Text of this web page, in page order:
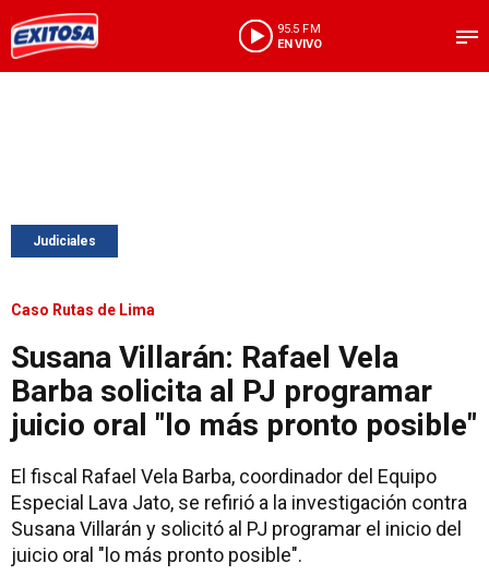
95.5 FM
EN VIVO
Judiciales
Caso Rutas de Lima
Susana Villarán: Rafael Vela
Barba solicita al PJ programar
juicio oral "lo más pronto posible"
El fiscal Rafael Vela Barba, coordinador del Equipo
Especial Lava Jato, se refirió a la investigación contra
Susana Villarán y solicitó al PJ programar el inicio del
juicio oral "lo más pronto posible".